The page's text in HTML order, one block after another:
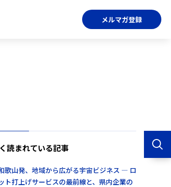
メルマガ登録
読まれている記事
和歌山発、地域から広がる宇宙ビジネス ― ロ
ト打上げサービスの最前線と、県内企業の